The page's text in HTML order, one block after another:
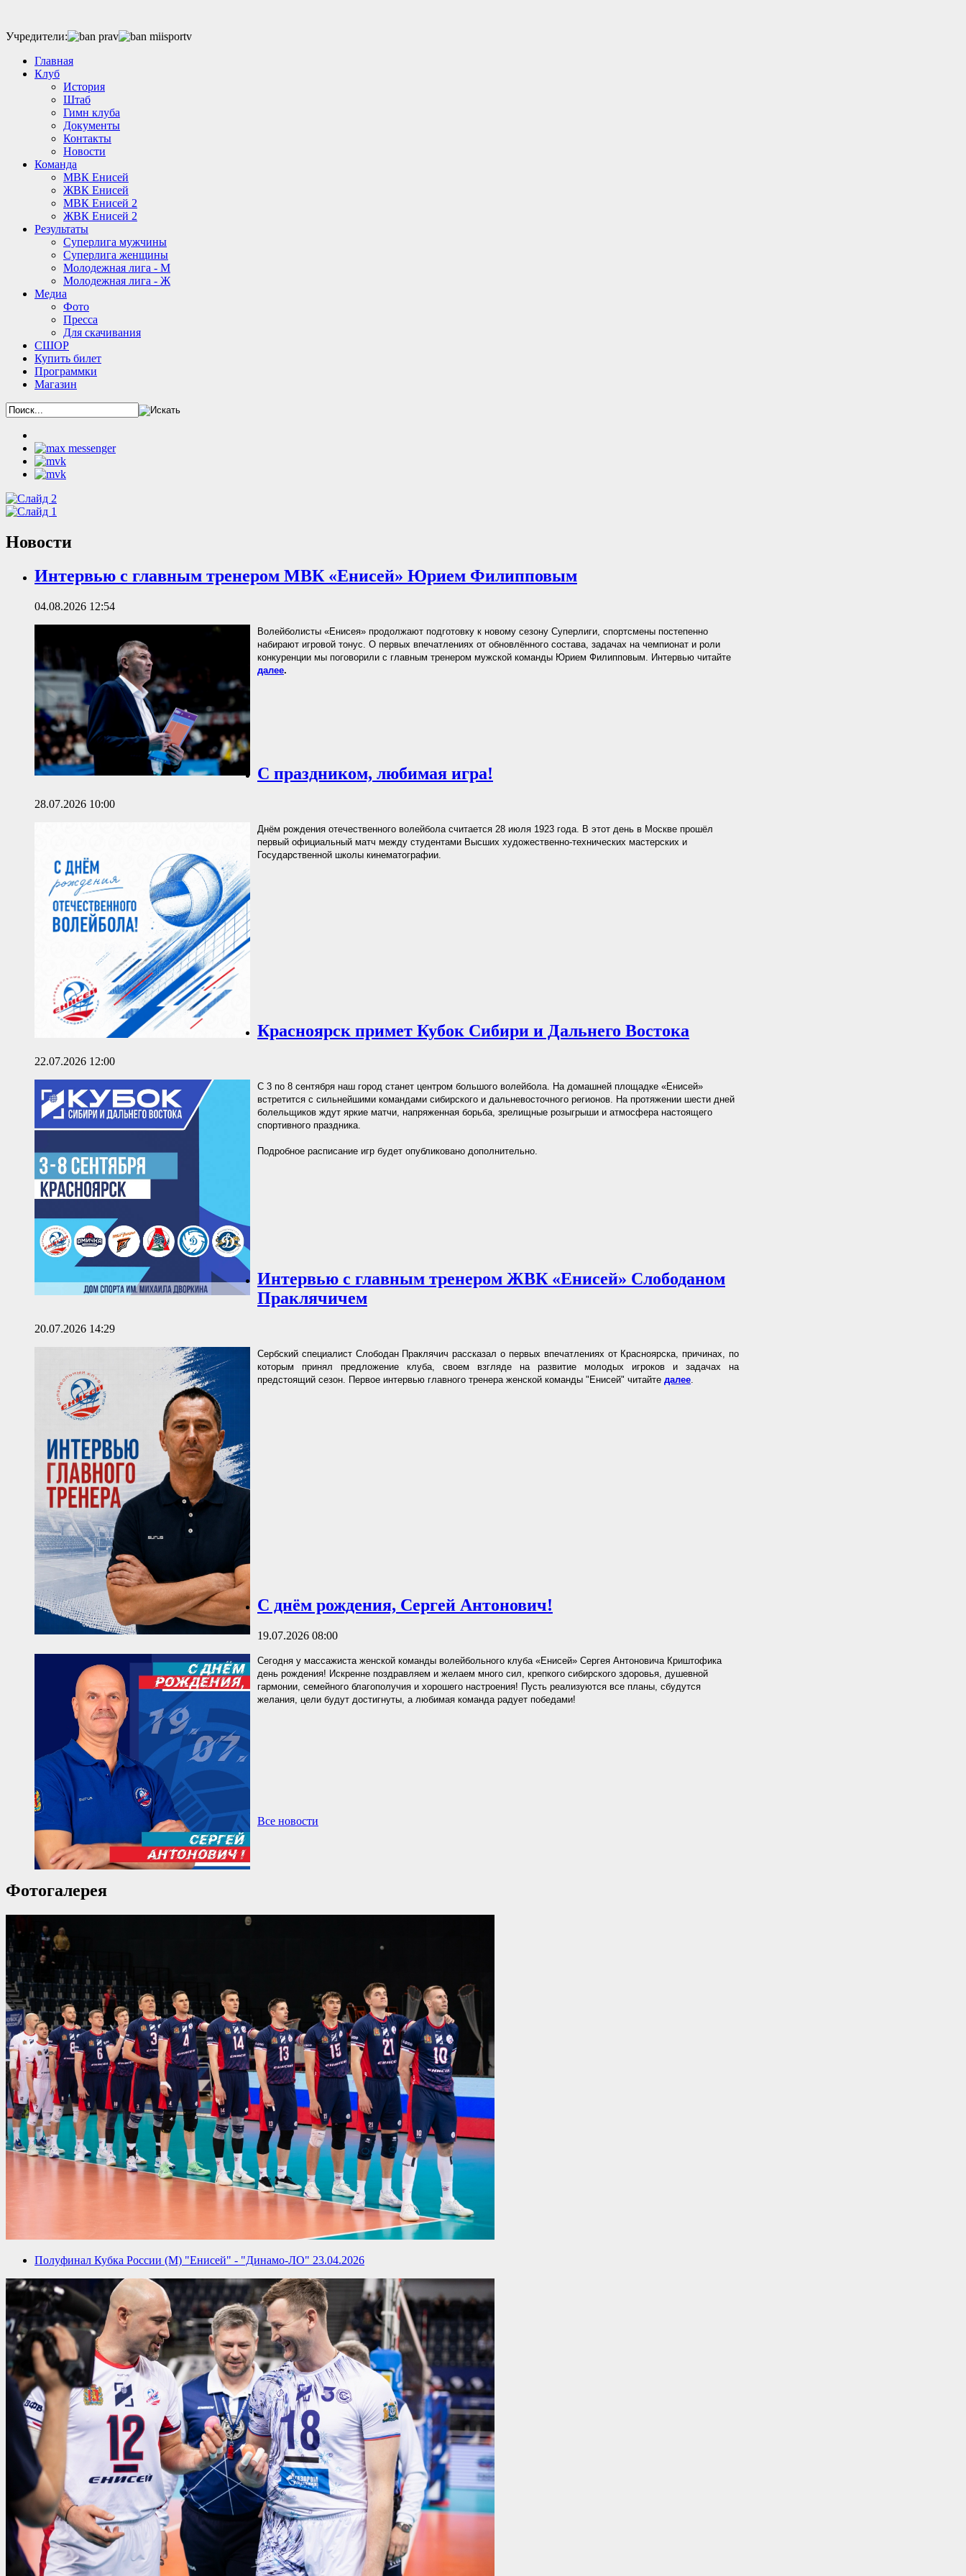
Учредители:
Главная
Клуб
История
Штаб
Гимн клуба
Документы
Контакты
Новости
Команда
МВК Енисей
ЖВК Енисей
МВК Енисей 2
ЖВК Енисей 2
Результаты
Суперлига мужчины
Суперлига женщины
Молодежная лига - М
Молодежная лига - Ж
Медиа
Фото
Пресса
Для скачивания
СШОР
Купить билет
Программки
Магазин
Новости
Интервью с главным тренером МВК «Енисей» Юрием Филипповым
04.08.2026 12:54
Волейболисты «Енисея» продолжают подготовку к новому сезону Суперлиги, спортсмены постепенно
набирают игровой тонус. О первых впечатлениях от обновлённого состава, задачах на чемпионат и роли
конкуренции мы поговорили с главным тренером мужской команды Юрием Филипповым. Интервью читайте
далее.
С праздником, любимая игра!
28.07.2026 10:00
Днём рождения отечественного волейбола считается 28 июля 1923 года. В этот день в Москве прошёл
первый официальный матч между студентами Высших художественно-технических мастерских и
Государственной школы кинематографии.
Красноярск примет Кубок Сибири и Дальнего Востока
22.07.2026 12:00
С 3 по 8 сентября наш город станет центром большого волейбола. На домашней площадке «Енисей»
встретится с сильнейшими командами сибирского и дальневосточного регионов. На протяжении шести дней
болельщиков ждут яркие матчи, напряженная борьба, зрелищные розыгрыши и атмосфера настоящего
спортивного праздника.
Подробное расписание игр будет опубликовано дополнительно.
Интервью с главным тренером ЖВК «Енисей» Слободаном
Праклячичем
20.07.2026 14:29
Сербский специалист Слободан Праклячич рассказал о первых впечатлениях от Красноярска, причинах, по
которым принял предложение клуба, своем взгляде на развитие молодых игроков и задачах на
предстоящий сезон. Первое интервью главного тренера женской команды "Енисей" читайте далее.
С днём рождения, Сергей Антонович!
19.07.2026 08:00
Сегодня у массажиста женской команды волейбольного клуба «Енисей» Сергея Антоновича Криштофика
день рождения! Искренне поздравляем и желаем много сил, крепкого сибирского здоровья, душевной
гармонии, семейного благополучия и хорошего настроения! Пусть реализуются все планы, сбудутся
желания, цели будут достигнуты, а любимая команда радует победами!
Все новости
Фотогалерея
Полуфинал Кубка России (М) "Енисей" - "Динамо-ЛО" 23.04.2026